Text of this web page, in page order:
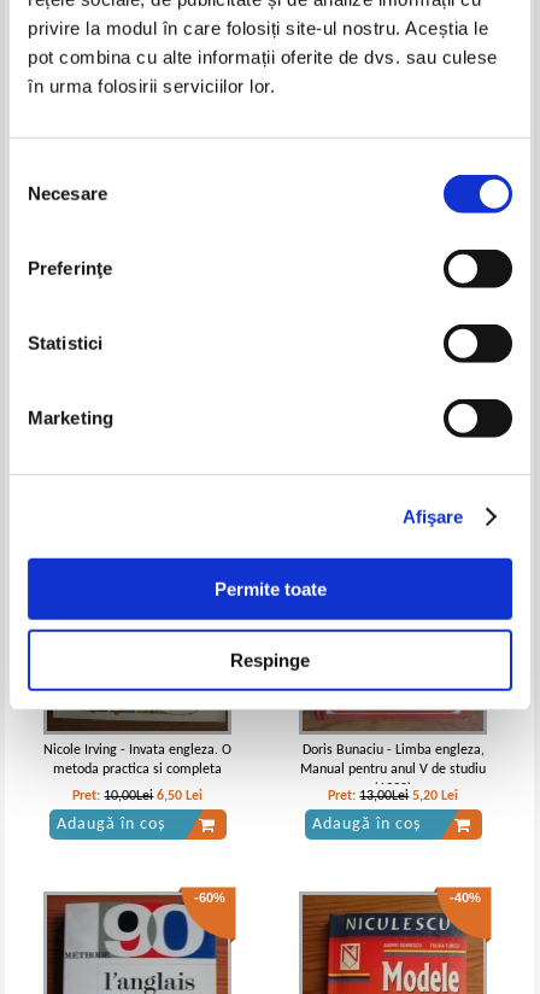
privire la modul în care folosiți site-ul nostru. Aceștia le
pot combina cu alte informații oferite de dvs. sau culese
în urma folosirii serviciilor lor.
consimțământului
Necesare
Preferinţe
Statistici
Marketing
Afişare
Permite toate
Respinge
Adaugă în coș
-50%
Rada Balan, Miruna Carianopol,
Adaugă în coș
English for today, volumul 1. At
home and at school
Nicole Irving - Invata engleza. O
metoda practica si completa
Pret:10,00Lei 6,50 Lei
Adaugă în coș
Doris Bunaciu - Limba engleza,
Manual pentru anul V de studiu
(1990)
Pret:13,00Lei 5,20 Lei
Adaugă în coș
-60% -40%